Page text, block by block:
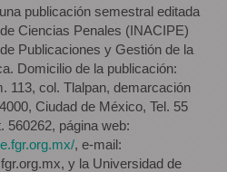
publicación semestral editada
Ciencias Penales (INACIPE)
Publicaciones y Gestión de la
Domicilio de la publicación:
113, col. Tlalpan, demarcación
Ciudad de México, Tel. 55
560262, página web:
, e-mail:
y la Universidad de